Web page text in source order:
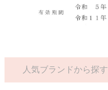
人気ブランドから探す